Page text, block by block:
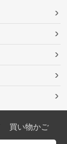
買い物かご